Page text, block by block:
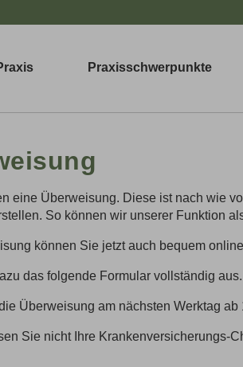
Praxisschwerpunkte
eine Überweisung. Diese ist nach wie
So können wir unserer Funktion
können Sie jetzt auch bequem
das folgende Formular vollständig aus.
Überweisung am nächsten Werktag
Sie nicht Ihre Krankenversicherungs-